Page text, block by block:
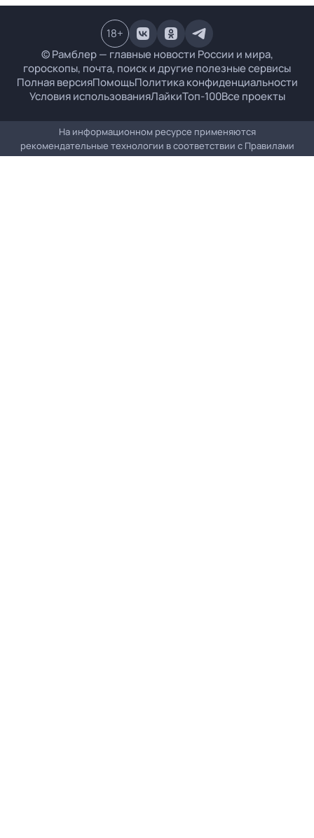
© Рамблер — главные новости России и мира,
гороскопы, почта, поиск и другие полезные сервисы
Полная версияПомощьПолитика конфиденциальности
Условия использованияЛайкиТоп-100Все проекты
18+
На информационном ресурсе применяются
рекомендательные технологии в соответствии с Правилами